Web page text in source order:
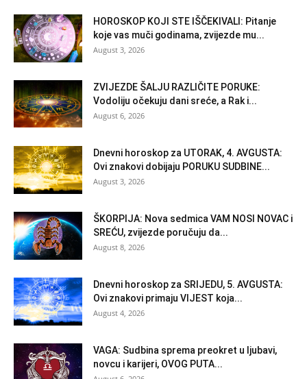
HOROSKOP KOJI STE IŠČEKIVALI: Pitanje
koje vas muči godinama, zvijezde mu...
August 3, 2026
ZVIJEZDE ŠALJU RAZLIČITE PORUKE:
Vodoliju očekuju dani sreće, a Rak i...
August 6, 2026
Dnevni horoskop za UTORAK, 4. AVGUSTA:
Ovi znakovi dobijaju PORUKU SUDBINE...
August 3, 2026
ŠKORPIJA: Nova sedmica VAM NOSI NOVAC i
SREĆU, zvijezde poručuju da...
August 8, 2026
Dnevni horoskop za SRIJEDU, 5. AVGUSTA:
Ovi znakovi primaju VIJEST koja...
August 4, 2026
VAGA: Sudbina sprema preokret u ljubavi,
novcu i karijeri, OVOG PUTA...